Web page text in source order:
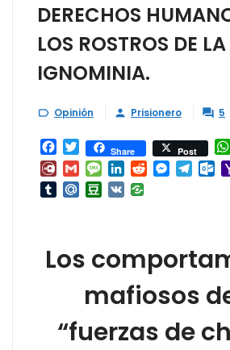
DERECHOS
LOS ROSTROS DE LA
IGNOMINIA.
 Opinión  Prisionero  5
Facebook
TwitterShare Post
Diary.Ru
GmailMessage
LinkedIn
Reddit
TumblrMail.RuDouban
VK
Los
mafiosos
“fuerzas de